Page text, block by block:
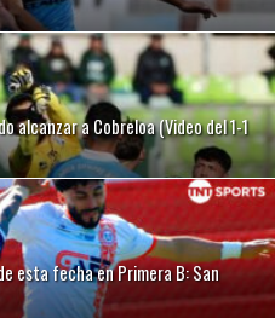
alcanzar a Cobreloa (Video del 1-1
esta fecha en Primera B: San